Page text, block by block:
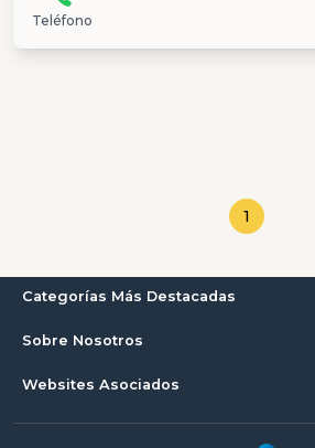
Teléfono
1
Categorías Más Destacadas
Sobre Nosotros
Websites Asociados